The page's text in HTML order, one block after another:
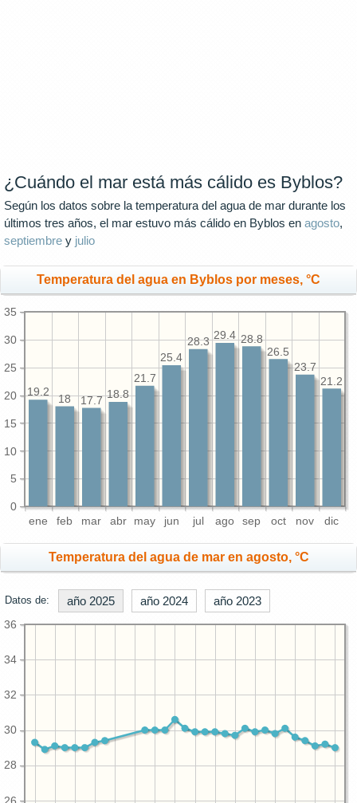
¿Cuándo el mar está más cálido es Byblos?
Según los datos sobre la temperatura del agua de mar durante los
últimos tres años, el mar estuvo más cálido en Byblos en agosto,
septiembre y julio
Temperatura del agua en Byblos por meses, °C
ene feb mar abr may jun jul ago sep oct nov dic
0
5
10
15
20
25
30
35
21.2
23.7
26.5
28.8
29.4
28.3
25.4
21.7
18.8
17.7
18
19.2
Temperatura del agua de mar en agosto, °C
Datos de: año 2025 año 2024 año 2023
28
30
32
34
36